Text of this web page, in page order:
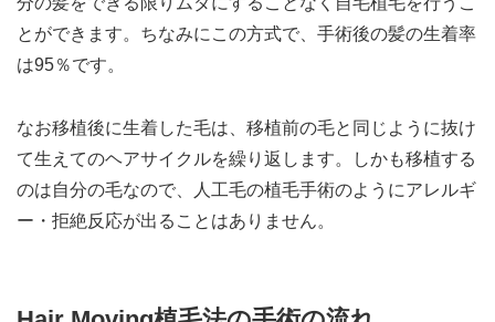
とができます。ちなみにこの方式で、手術後の髪の生着率
は95％です。
なお移植後に生着した毛は、移植前の毛と同じように抜け
て生えてのヘアサイクルを繰り返します。しかも移植する
のは自分の毛なので、人工毛の植毛手術のようにアレルギ
ー・拒絶反応が出ることはありません。